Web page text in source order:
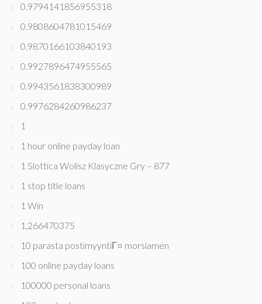
0.9794141856955318
0.9808604781015469
0.9870166103840193
0.9927896474955565
0.9943561838300989
0.9976284260986237
1
1 hour online payday loan
1 Slottica Wolisz Klasyczne Gry – 877
1 stop title loans
1 Win
1,266470375
10 parasta postimyyntiГ¤ morsiamen
100 online payday loans
100000 personal loans